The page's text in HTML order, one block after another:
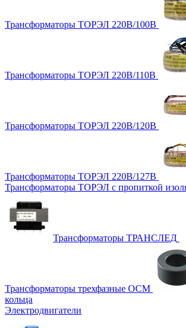
Трансформаторы ТОРЭЛ 220В/100В
Трансформаторы ТОРЭЛ 220В/110В
Трансформаторы ТОРЭЛ 220В/120В
Трансформаторы ТОРЭЛ 220В/127В
Трансформаторы ТОРЭЛ с пропиткой
Трансформаторы ТРАНСЛЕД
Трансформаторы трехфазные ОСМ
кольца
Электродвигатели